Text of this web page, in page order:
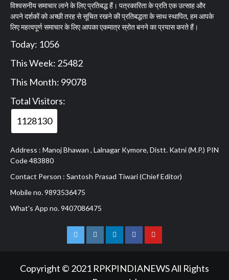
विश्वसनीय समाचार लाने के लिए प्रतिबद्ध हैं। पत्रकारिता के प्रति एक उत्साह और
अपने दर्शकों को अच्छी तरह से सूचित रखने की प्रतिबद्धता के साथ स्थापित, हम आपके
लिए महत्वपूर्ण समाचार के लिए आपका एकमात्र स्रोत बनने का प्रयास करते हैं।
Today: 1056
This Week: 25482
This Month: 99078
Total Visitors:
1128130
Address : Manoj Bhawan , Lalnagar Kymore, Distt. Katni (M.P.) PIN
Code 483880
Contact Person : Santosh Prasad Tiwari (Chief Editor)
Mobile no. 9893536475
What's App no. 9407086475
TwitterInstagramLinkedlnFacebookYoutube
Copyright © 2021 RPKPINDIANEWS All Rights